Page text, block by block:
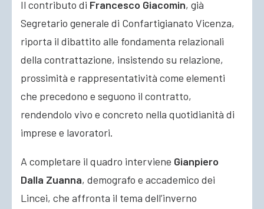
Il contributo di Francesco Giacomin, già
Segretario generale di Confartigianato Vicenza,
riporta il dibattito alle fondamenta relazionali
della contrattazione, insistendo su relazione,
prossimità e rappresentatività come elementi
che precedono e seguono il contratto,
rendendolo vivo e concreto nella quotidianità di
imprese e lavoratori.
A completare il quadro interviene Gianpiero
Dalla Zuanna, demografo e accademico dei
Lincei, che affronta il tema dell’inverno